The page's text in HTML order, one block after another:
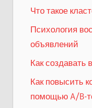
Что такое
Психология
объявлений
Как создавать
Как повысить
помощью A/B-